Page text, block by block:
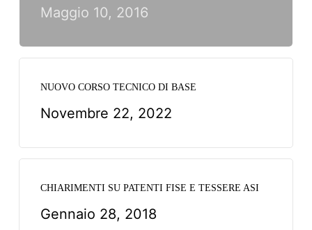
Maggio 10, 2016
NUOVO CORSO TECNICO DI BASE
Novembre 22, 2022
CHIARIMENTI SU PATENTI FISE E TESSERE ASI
Gennaio 28, 2018